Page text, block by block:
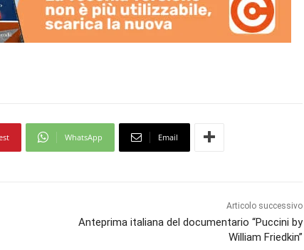
WhatsApp Email
Articolo successivo
Anteprima italiana del documentario “Puccini by
William Friedkin”